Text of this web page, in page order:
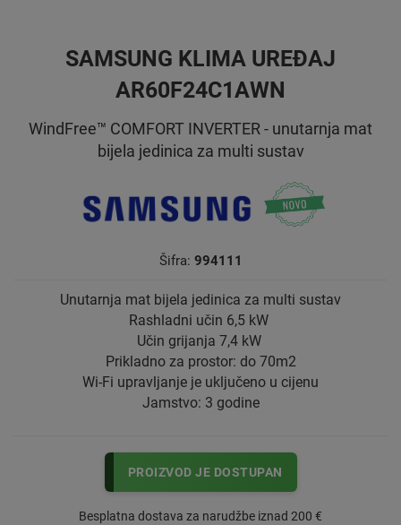
SAMSUNG KLIMA UREĐAJ
AR60F24C1AWN
WindFree™ COMFORT INVERTER - unutarnja mat
bijela jedinica za multi sustav
Šifra: 994111
Unutarnja mat bijela jedinica za multi sustav
Rashladni učin 6,5 kW
Učin grijanja 7,4 kW
Prikladno za prostor: do 70m2
Wi-Fi upravljanje je uključeno u cijenu
Jamstvo: 3 godine
PROIZVOD JE DOSTUPAN
Besplatna dostava za narudžbe iznad 200 €